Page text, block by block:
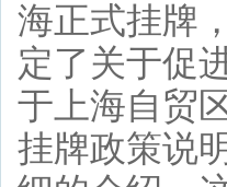
海正式挂牌
定了关于促
于上海自贸
挂牌政策说